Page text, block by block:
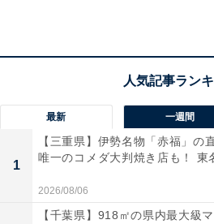
Q2：このiPadは軽量？
重量の詳細
最新 一週間
1
【三重県】伊勢名物「赤福」の
唯一のコメダ大判焼き店も！ 東
2026/08/06
【千葉県】918㎡の県内最大級